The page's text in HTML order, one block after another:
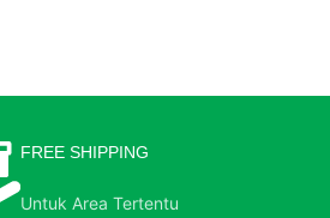
FREE SHIPPING
Untuk Area Tertentu